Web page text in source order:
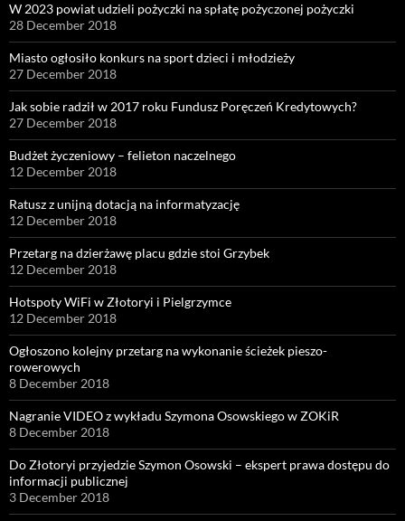
W 2023 powiat udzieli pożyczki na spłatę pożyczonej pożyczki
28 December 2018
Miasto ogłosiło konkurs na sport dzieci i młodzieży
27 December 2018
Jak sobie radził w 2017 roku Fundusz Poręczeń Kredytowych?
27 December 2018
Budżet życzeniowy – felieton naczelnego
12 December 2018
Ratusz z unijną dotacją na informatyzację
12 December 2018
Przetarg na dzierżawę placu gdzie stoi Grzybek
12 December 2018
Hotspoty WiFi w Złotoryi i Pielgrzymce
12 December 2018
Ogłoszono kolejny przetarg na wykonanie ścieżek pieszo-
rowerowych
8 December 2018
Nagranie VIDEO z wykładu Szymona Osowskiego w ZOKiR
8 December 2018
Do Złotoryi przyjedzie Szymon Osowski – ekspert prawa dostępu do
informacji publicznej
3 December 2018